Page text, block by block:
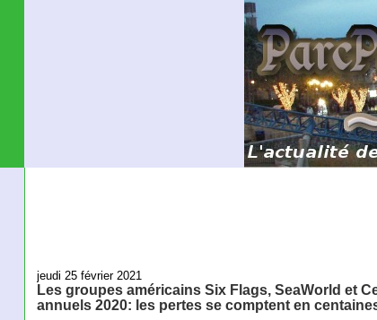
jeudi 25 février 2021
Les groupes américains Six Flags, SeaWorld et
annuels 2020: les pertes se comptent en